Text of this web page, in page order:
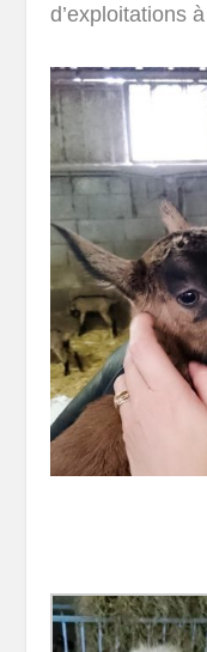
d’exploitations